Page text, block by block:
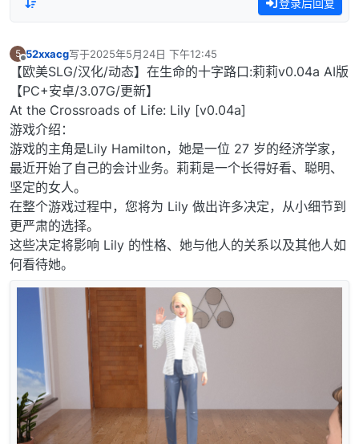
登录后回复
5
离线
52xxacg写于2025年5月24日 下午12:45
最后由 编辑
【欧美SLG/汉化/动态】在生命的十字路口:莉莉v0.04a AI版
【PC+安卓/3.07G/更新】
At the Crossroads of Life: Lily [v0.04a]
游戏介绍：
游戏的主角是Lily Hamilton，她是一位 27 岁的经济学家，
最近开始了自己的会计业务。莉莉是一个长得好看、聪明、
坚定的女人。
在整个游戏过程中，您将为 Lily 做出许多决定，从小细节到
更严肃的选择。
这些决定将影响 Lily 的性格、她与他人的关系以及其他人如
何看待她。